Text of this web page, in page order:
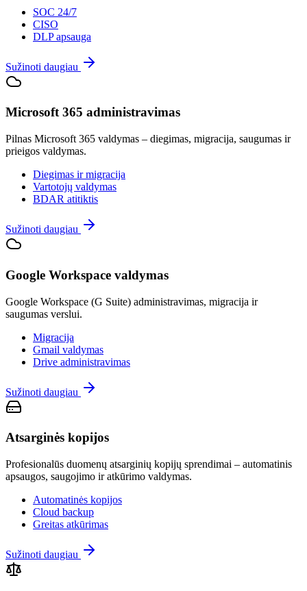
SOC 24/7
CISO
DLP apsauga
Sužinoti daugiau
Microsoft 365 administravimas
Pilnas Microsoft 365 valdymas – diegimas, migracija, saugumas ir
prieigos valdymas.
Diegimas ir migracija
Vartotojų valdymas
BDAR atitiktis
Sužinoti daugiau
Google Workspace valdymas
Google Workspace (G Suite) administravimas, migracija ir
saugumas verslui.
Migracija
Gmail valdymas
Drive administravimas
Sužinoti daugiau
Atsarginės kopijos
Profesionalūs duomenų atsarginių kopijų sprendimai – automatinis
apsaugos, saugojimo ir atkūrimo valdymas.
Automatinės kopijos
Cloud backup
Greitas atkūrimas
Sužinoti daugiau